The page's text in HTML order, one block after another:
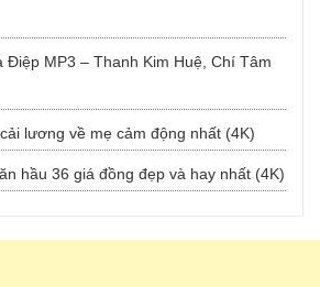
Điệp MP3 – Thanh Kim Huệ, Chí Tâm
lương về mẹ cảm động nhất (4K)
hầu 36 giá đồng đẹp và hay nhất (4K)